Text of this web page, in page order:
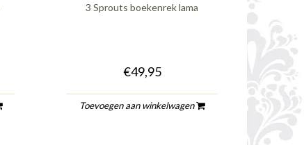
3 Sprouts boekenrek lama
€49,95
Toevoegen aan winkelwagen